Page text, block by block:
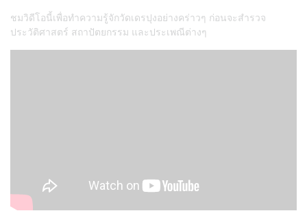
ชมวิดีโอนี้เพื่อทำความรู้จักวัดเดรปุงอย่างคร่าวๆ ก่อนจะสำรวจ
ประวัติศาสตร์ สถาปัตยกรรม และประเพณีต่างๆ